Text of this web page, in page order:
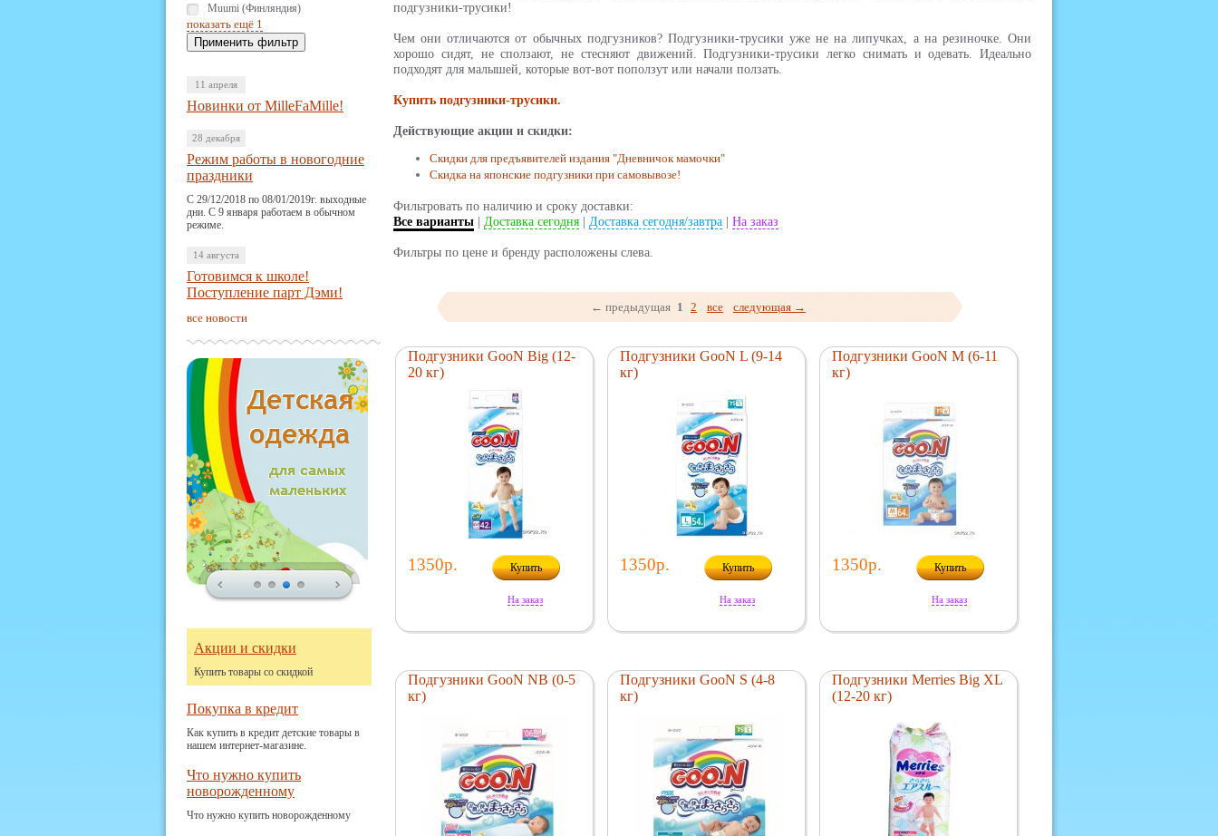
подгузники-трусики!
Чем они отличаются от обычных подгузников? Подгузники-трусики уже не на липучках, а на резиночке. Они
хорошо сидят, не сползают, не стесняют движений. Подгузники-трусики легко снимать и одевать. Идеально
подходят для малышей, которые вот-вот поползут или начали ползать.
Купить подгузники-трусики.
Действующие акции и скидки:
Скидки для предъявителей издания "Дневничок мамочки"
Скидка на японские подгузники при самовывозе!
Фильтровать по наличию и сроку доставки:
Все варианты
Доставка сегодня Доставка сегодня/завтра На заказ
Фильтры по цене и бренду расположены слева.
Muumi (Финляндия)
показать ещё 1
11 апреля
Новинки от MilleFaMille!
28 декабря
Режим работы в новогодние
праздники
С 29/12/2018 по 08/01/2019г. выходные
дни. С 9 января работаем в обычном
режиме.
14 августа
Готовимся к школе!
Поступление парт Дэми!
все новости
Акции и скидки
Купить товары со скидкой
Покупка в кредит
Как купить в кредит детские товары в
нашем интернет-магазине.
Что нужно купить
новорожденному
Что нужно купить новорожденному
← предыдущая 1 2 все следующая →
Подгузники GooN Big (12-
20 кг)
1350р. Купить
На заказ
Подгузники GooN L (9-14
кг)
1350р. Купить
На заказ
Подгузники GooN M (6-11
кг)
1350р. Купить
На заказ
Подгузники GooN NB (0-5
кг)
Подгузники GooN S (4-8
кг)
Подгузники Merries Big XL
(12-20 кг)